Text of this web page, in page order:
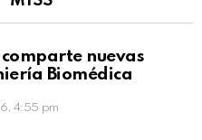
this post
nuevas
Biomédica
4:55 pm